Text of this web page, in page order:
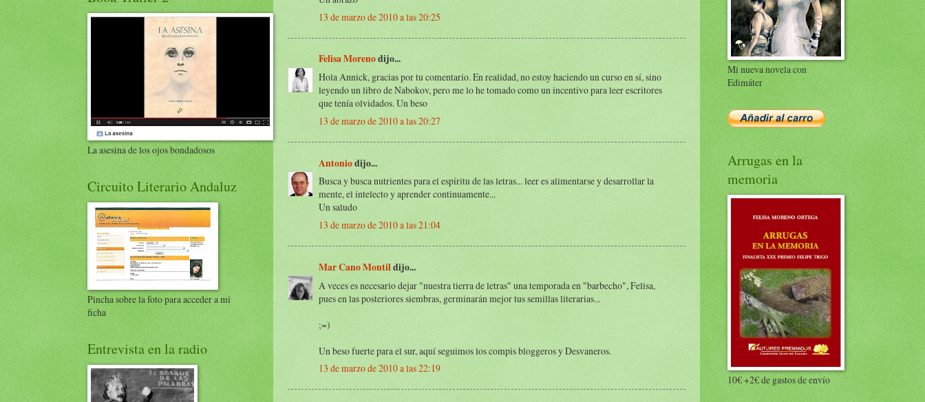
13 de marzo de 2010 a las 20:25
Felisa Morenodijo...
Hola Annick, gracias por tu comentario. En realidad, no estoy haciendo un curso en sí, sino
leyendo un libro de Nabokov, pero me lo he tomado como un incentivo para leer escritores
que tenía olvidados. Un beso
13 de marzo de 2010 a las 20:27
Antoniodijo...
Busca y busca nutrientes para el espíritu de las letras... leer es alimentarse y desarrollar la
mente, el intelecto y aprender continuamente...
Un saludo
13 de marzo de 2010 a las 21:04
Mar Cano Montildijo...
A veces es necesario dejar "nuestra tierra de letras" una temporada en "barbecho", Felisa,
pues en las posteriores siembras, germinarán mejor tus semillas literarias...
;=)
Un beso fuerte para el sur, aquí seguimos los compis bloggeros y Desvaneros.
13 de marzo de 2010 a las 22:19
La asesina de los ojos bondadosos
Circuito Literario Andaluz
Pincha sobre la foto para acceder a mi
ficha
Entrevista en la radio
Mi nueva novela con
Edimáter
Arrugas en la
memoria
10€ +2€ de gastos de envío